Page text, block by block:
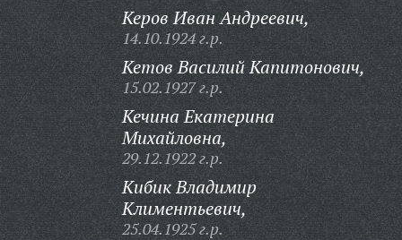
Керов Иван Андреевич,
14.10.1924 г.р.
Кетов Василий Капитонович,
15.02.1927 г.р.
Кечина Екатерина
Михайловна,
29.12.1922 г.р.
Кибик Владимир
Климентьевич,
25.04.1925 г.р.